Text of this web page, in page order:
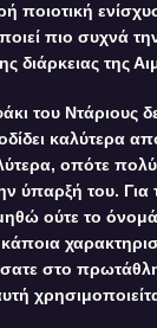
ποιοτική
πιο συχνά
διάρκειας της
του Ντάριους
καλύτερα
οπότε
ύπαρξή του. Για
ούτε το
στο